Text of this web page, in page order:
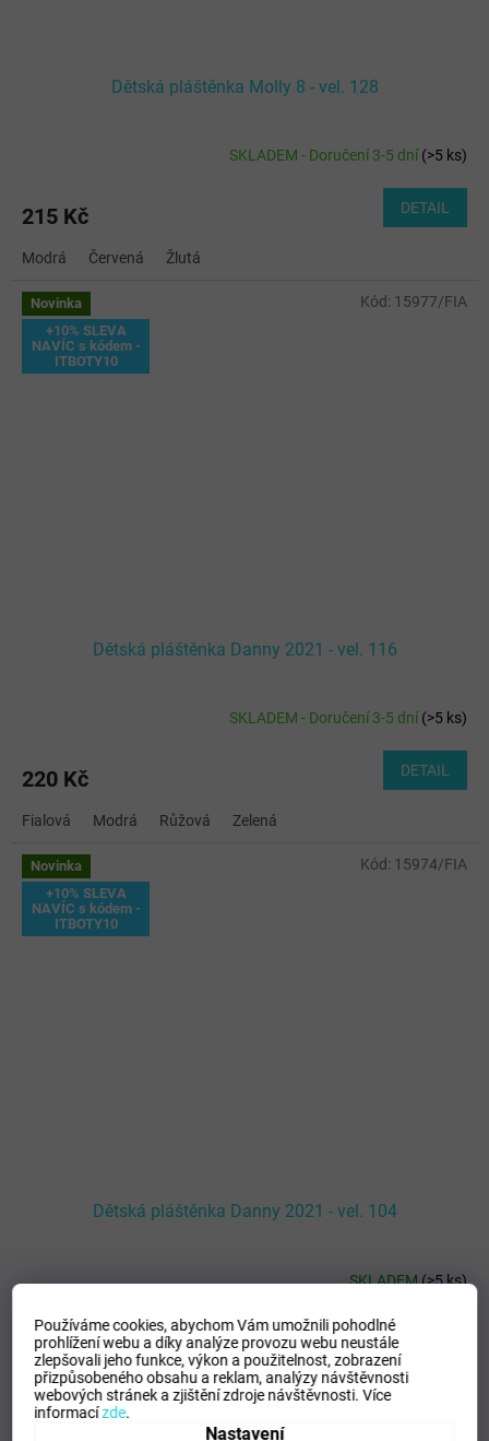
Používáme cookies, abychom Vám umožnili pohodlné
prohlížení webu a díky analýze provozu webu neustále
zlepšovali jeho funkce, výkon a použitelnost,zobrazení
přizpůsobeného obsahu a reklam, analýzy návštěvnosti
webových stránek a zjištění zdroje návštěvnosti.Více
informacízde.
Nastavení
Dětská pláštěnka Molly 8 - vel. 128
SKLADEM - Doručení 3-5 dní(>5 ks)
215 Kč DETAIL
Modrá Červená Žlutá
Novinka
+10% SLEVA
NAVÍC s kódem -
ITBOTY10
Dětská pláštěnka Danny 2021 - vel. 116
SKLADEM - Doručení 3-5 dní(>5 ks)
220 Kč DETAIL
Fialová Modrá Růžová Zelená
Kód: 15977/FIA
Novinka
+10% SLEVA
NAVÍC s kódem -
ITBOTY10
Dětská pláštěnka Danny 2021 - vel. 104
SKLADEM(>5 ks)
220 Kč
Fialová Modrá Růžová Zelená
Kód: 15974/FIA